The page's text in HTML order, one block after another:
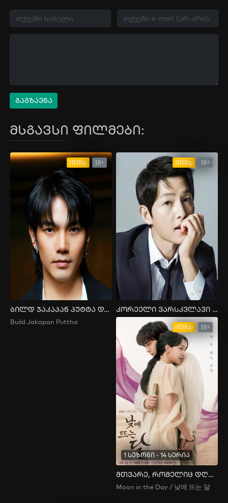
გაგზავნა
მსგავსი ფილმები:
HDRip 18+
ბილდ ჯაკაპან პუტტა და მისი სკანდალი
Build Jakapan Puttha
HDRip 18+
კორეელი ვარსკვლავი სონ ჯუნ კის ქორწინება
HDRip 18+
1 სეზონი - 14 სერია
მთვარე, რომელიც დღისით ამოდის
Moon in the Day / 낮에 뜨는 달